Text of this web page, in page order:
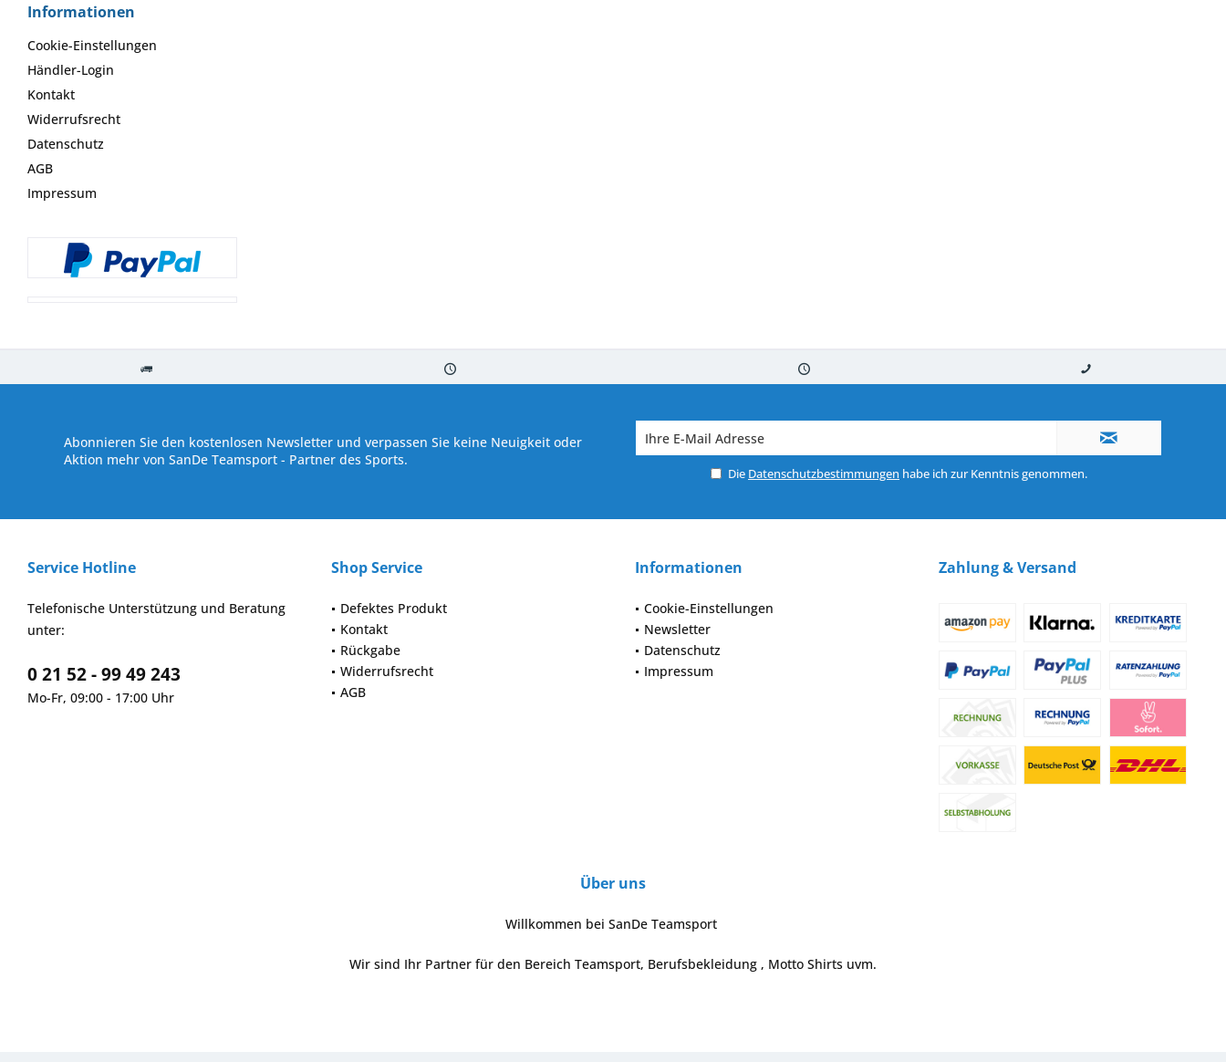
Informationen
Cookie-Einstellungen
Händler-Login
Kontakt
Widerrufsrecht
Datenschutz
AGB
Impressum
Abonnieren Sie den kostenlosen Newsletter und verpassen Sie keine Neuigkeit oder
Aktion mehr von SanDe Teamsport - Partner des Sports.
Die Datenschutzbestimmungen habe ich zur Kenntnis genommen.
Service Hotline
Telefonische Unterstützung und Beratung
unter:
0 21 52 - 99 49 243
Mo-Fr, 09:00 - 17:00 Uhr
Shop Service
Defektes Produkt
Kontakt
Rückgabe
Widerrufsrecht
AGB
Informationen
Cookie-Einstellungen
Newsletter
Datenschutz
Impressum
Zahlung & Versand
Über uns
Willkommen bei SanDe Teamsport
Wir sind Ihr Partner für den Bereich Teamsport, Berufsbekleidung , Motto Shirts uvm.